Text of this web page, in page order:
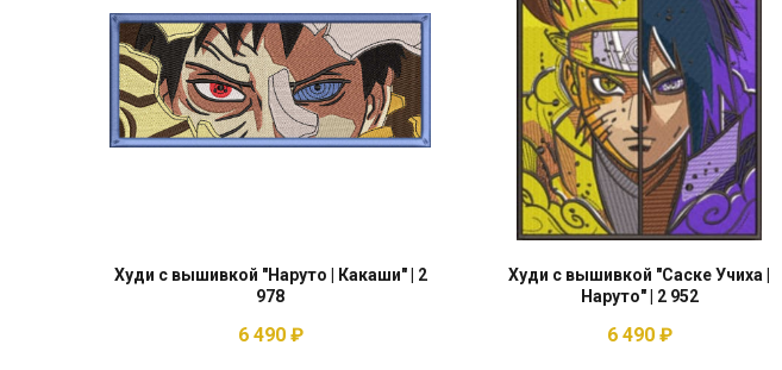
Худи с вышивкой "Наруто | Какаши" | 2
978
6 490 ₽
Худи с вышивкой "Саске Учиха |
Наруто" | 2 952
6 490 ₽